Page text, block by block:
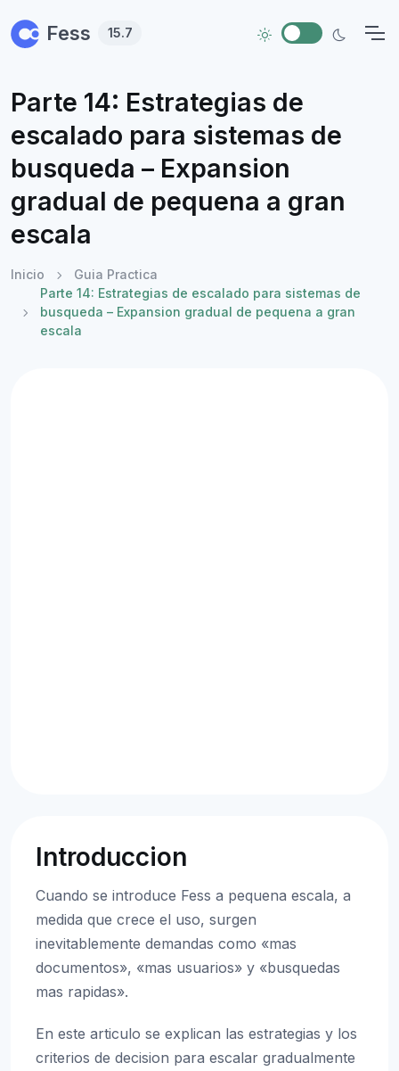
Fess 15.7
Parte 14: Estrategias de
escalado para sistemas de
busqueda – Expansion
gradual de pequena a gran
escala
Inicio
Guia Practica
Parte 14: Estrategias de escalado para sistemas de
busqueda – Expansion gradual de pequena a gran
escala
Introduccion
Cuando se introduce Fess a pequena escala, a
medida que crece el uso, surgen
inevitablemente demandas como «mas
documentos», «mas usuarios» y «busquedas
mas rapidas».
En este articulo se explican las estrategias y los
criterios de decision para escalar gradualmente